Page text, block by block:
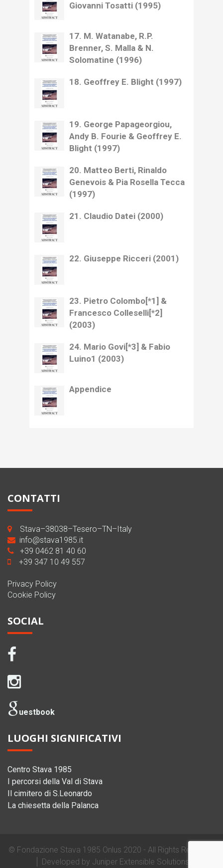
Giovanni Tosatti (1995)
17. M. Watanabe, R.P.
Brenner, S. Malla & N.
Solomatine (1996)
18. Geoffrey E. Blight (1997)
19. George Papageorgiou,
Andy B. Fourie & Geoffrey E.
Blight (1997)
20. Matteo Berti, Rinaldo
Genevois & Pia Rosella Tecca
(1997)
21. Claudio Datei (2000)
22. Giuseppe Ricceri (2001)
23. Pietro Colombo[*1] &
Francesco Colleselli[*2]
(2003)
24. Mario Govi[*3] & Fabio
Luino1 (2003)
Appendice
CONTATTI
Stava–38038–Tesero–TN–Italy
info@stava1985.it
+39 0462 81 40 60
+39 347 10 49 557
Privacy Policy
Cookie Policy
SOCIAL
uestbook
LUOGHI SIGNIFICATIVI
Centro Stava 1985
I percorsi della Val di Stava
Il cimitero di S.Leonardo
La chiesetta della Palanca
© Fondazione Stava 1985 Onlus 2020 - All Rights Reserved
Developed by Juniper Extensible Solutions